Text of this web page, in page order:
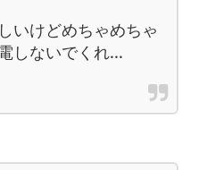
いけどめちゃめちゃ
しないでくれ...